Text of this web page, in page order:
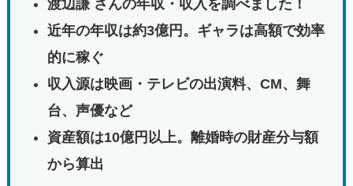
渡辺謙 さんの年収・収入を調べました！
近年の年収は約3億円。ギャラは高額で効率
的に稼ぐ
収入源は映画・テレビの出演料、CM、舞
台、声優など
資産額は10億円以上。離婚時の財産分与額
から算出